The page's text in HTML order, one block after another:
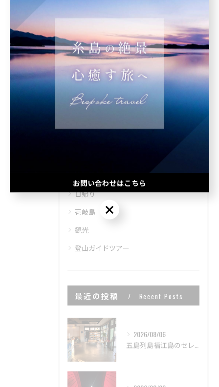
< 前のページ 一覧に戻る 次のページ >
Categories
社員旅行
日帰り
壱岐島
観光
登山ガイドツアー
最近の投稿 Recent Posts
2026/08/06
お問い合わせはこちら
お問い合わせはこちら